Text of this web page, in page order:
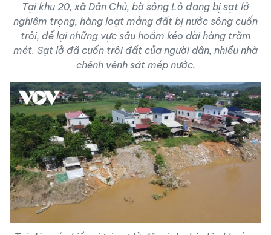
Tại khu 20, xã Dân Chủ, bờ sông Lô đang bị sạt lở
nghiêm trọng, hàng loạt mảng đất bị nước sông cuốn
trôi, để lại những vực sâu hoắm kéo dài hàng trăm
mét. Sạt lở đã cuốn trôi đất của người dân, nhiều nhà
chênh vênh sát mép nước.